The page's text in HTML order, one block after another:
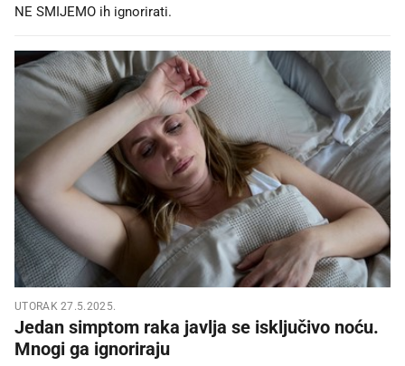
NE SMIJEMO ih ignorirati.
UTORAK 27.5.2025.
Jedan simptom raka javlja se isključivo noću.
Mnogi ga ignoriraju